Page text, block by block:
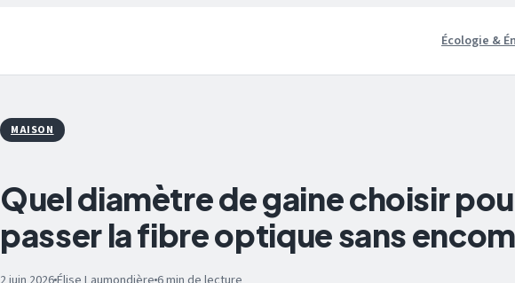
Écologie &
MAISON
Quel diamètre de gaine choisir
passer la fibre optique sans